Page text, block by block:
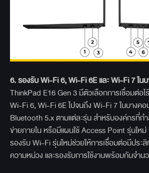
6.รองรับ Wi-Fi 6, Wi-Fi 6Eและ Wi-Fi 7ใน
ThinkPad E16 Gen 3 มีตัวเลือกการเชื่อมต่อ
Wi-Fi 6, Wi-Fi 6E ไปจนถึง Wi-Fi 7 ในบาง
Bluetooth 5.x ตามแต่ละรุ่น สำหรับองค์กรที่ก
ข่ายภายใน หรือมีแผนใช้ Access Point รุ่นให
รองรับ Wi-Fi รุ่นใหม่ช่วยให้การเชื่อมต่อมีปร
ความหน่วง และรองรับการใช้งานพร้อมกันจำน